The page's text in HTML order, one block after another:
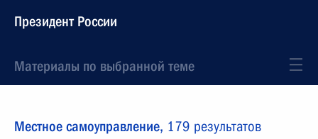
Президент России
Материалы по выбранной теме
Местное самоуправление, 179 результатов